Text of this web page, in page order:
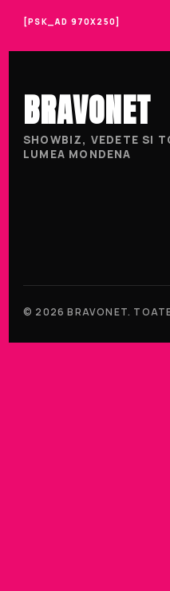
[PSK_AD 970X250]
BRAVONET
SHOWBIZ, VEDETE SI
LUMEA MONDENA
© 2026 BRAVONET.